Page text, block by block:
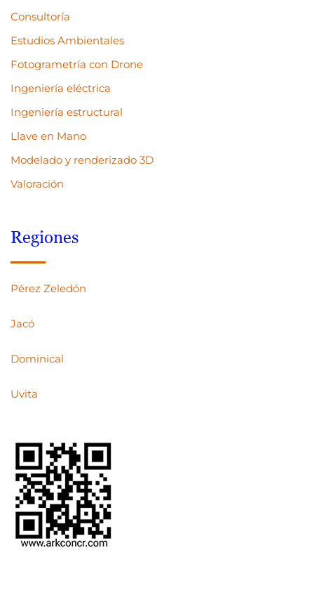
Consultoría
Estudios Ambientales
Fotogrametría con Drone
Ingeniería eléctrica
Ingeniería estructural
Llave en Mano
Modelado y renderizado 3D
Valoración
Regiones
Pérez Zeledón
Jacó
Dominical
Uvita